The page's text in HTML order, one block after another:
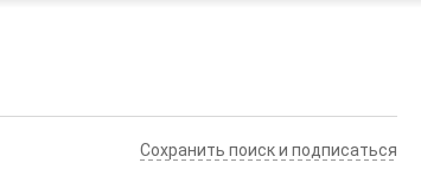
Сохранить поиск и подписаться